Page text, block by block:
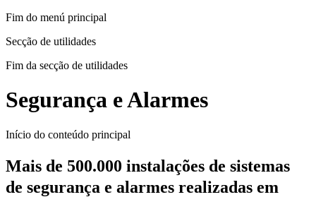
Fim do menú principal
Secção de utilidades
Fim da secção de utilidades
Segurança e Alarmes
Início do conteúdo principal
Mais de 500.000 instalações de sistemas
de segurança e alarmes realizadas em